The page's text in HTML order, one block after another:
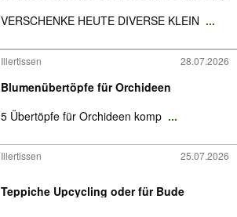
VERSCHENKE HEUTE DIVERSE KLEIN ...
Illertissen 28.07.2026
Blumenübertöpfe für Orchideen
5 Übertöpfe für Orchideen komp ...
Illertissen 25.07.2026
Teppiche Upcycling oder für Bude